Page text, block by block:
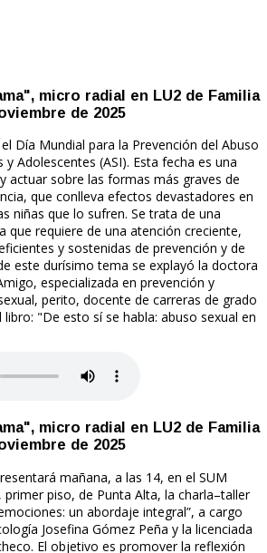
micro radial en LU2 de Familia
de 2025
Día Mundial para la Prevención del Abuso
y Adolescentes (ASI). Esta fecha es una
actuar sobre las formas más graves de
que conlleva efectos devastadores en
niñas que lo sufren. Se trata de una
que requiere de una atención creciente,
y sostenidas de prevención y de
este durísimo tema se explayó la doctora
especializada en prevención y
perito, docente de carreras de grado
"De esto sí se habla: abuso sexual en
micro radial en LU2 de Familia
de 2025
mañana, a las 14, en el SUM
piso, de Punta Alta, la charla–taller
un abordaje integral”, a cargo
Josefina Gómez Peña y la licenciada
El objetivo es promover la reflexión